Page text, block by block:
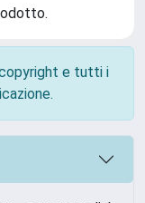
e tutti i